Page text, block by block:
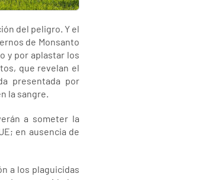
del peligro. Y el
de Monsanto
y por aplastar los
que revelan el
presentada por
la sangre.
a someter la
en ausencia de
a los plaguicidas